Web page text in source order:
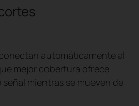
automáticamente al
mejor cobertura ofrece
mientras se mueven de